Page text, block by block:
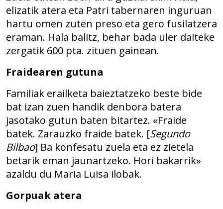
elizatik atera eta Patri tabernaren inguruan
hartu omen zuten preso eta gero fusilatzera
eraman. Hala balitz, behar bada uler daiteke
zergatik 600 pta. zituen gainean.
Fraidearen gutuna
Familiak erailketa baieztatzeko beste bide
bat izan zuen handik denbora batera
jasotako gutun baten bitartez. «Fraide
batek. Zarauzko fraide batek. [Segundo
Bilbao] Ba konfesatu zuela eta ez zietela
betarik eman jaunartzeko. Hori bakarrik»
azaldu du Maria Luisa ilobak.
Gorpuak atera